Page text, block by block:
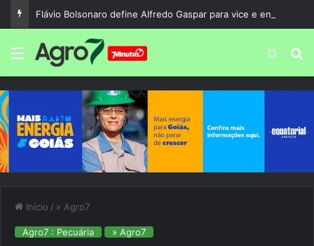
Menu
Início / » Agro7
Agro7 : Pecuária » Agro7